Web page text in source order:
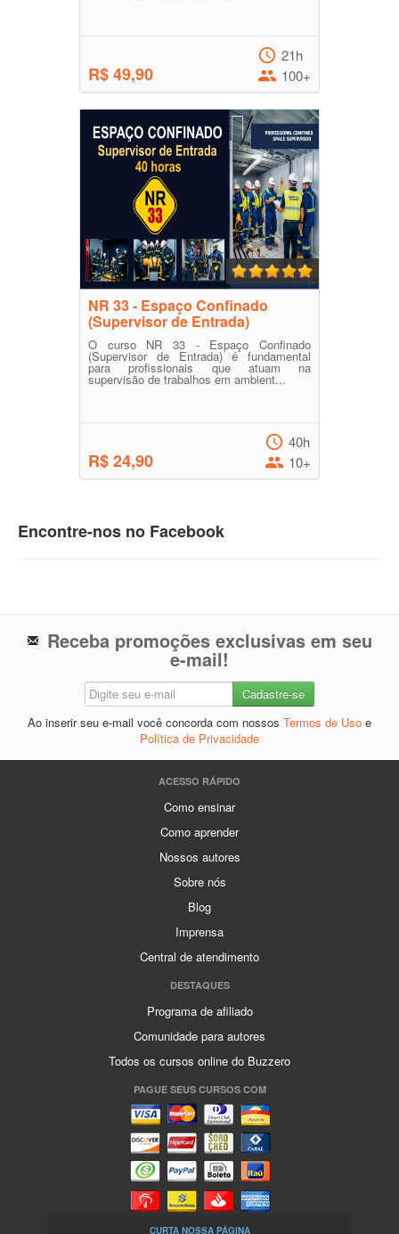
R$ 49,90
21h
100+
NR 33 - Espaço Confinado
(Supervisor de Entrada)
O curso NR 33 - Espaço Confinado
(Supervisor de Entrada) é fundamental
para profissionais que atuam na
supervisão de trabalhos em ambient...
R$ 24,90
40h
10+
Encontre-nos no Facebook
Receba promoções exclusivas em seu
e-mail!
Ao inserir seu e-mail você concorda com nossos Termos de Uso e
Política de Privacidade
ACESSO RÁPIDO
Como ensinar
Como aprender
Nossos autores
Sobre nós
Blog
Imprensa
Central de atendimento
DESTAQUES
Programa de afiliado
Comunidade para autores
Todos os cursos online do Buzzero
PAGUE SEUS CURSOS COM
CURTA NOSSA PÁGINA